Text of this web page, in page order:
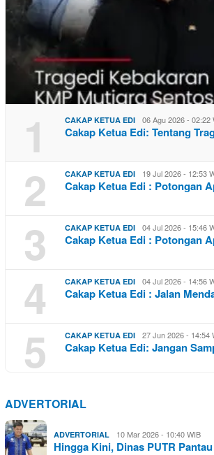
1 CAKAP KETUA EDI 06 Agu 2026 - 02:22
Cakap Ketua Edi: Tentang
2 CAKAP KETUA EDI 19 Jul 2026 - 12:53
Cakap Ketua Edi : Potongan
3 CAKAP KETUA EDI 04 Jul 2026 - 15:46
Cakap Ketua Edi : Potongan
4 CAKAP KETUA EDI 04 Jul 2026 - 14:56
Cakap Ketua Edi : Jalan
5 CAKAP KETUA EDI 27 Jun 2026 - 14:54
Cakap Ketua Edi: Jangan
ADVERTORIAL
ADVERTORIAL 10 Mar 2026 - 10:40 WIB
Hingga Kini, Dinas PUTR